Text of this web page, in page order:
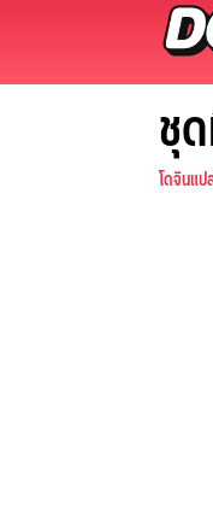
ชุ
โดจินแป